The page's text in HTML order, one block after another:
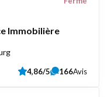
Immobilière
4,86/5 166Avis